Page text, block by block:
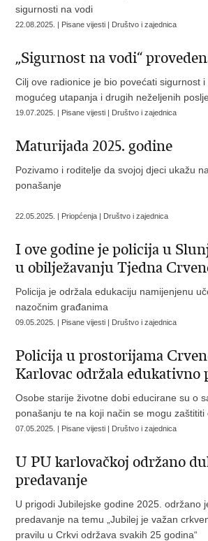
sigurnosti na vodi
22.08.2025. | Pisane vijesti | Društvo i zajednica
„Sigurnost na vodi“
Cilj ove radionice je bio povećati sigurnost i
mogućeg utapanja i drugih neželjenih
19.07.2025. | Pisane vijesti | Društvo i zajednica
Maturijada 2025. godine
Pozivamo i roditelje da svojoj djeci ukažu
ponašanje
22.05.2025. | Priopćenja | Društvo i zajednica
I ove godine je policija u
u obilježavanju Tjedna
Policija je održala edukaciju namijenjenu
nazočnim građanima
09.05.2025. | Pisane vijesti | Društvo i zajednica
Policija u prostorijama
Karlovac održala edukativno
Osobe starije životne dobi educirane su o
ponašanju te na koji način se mogu
07.05.2025. | Pisane vijesti | Društvo i zajednica
U PU karlovačkoj održano
predavanje
U prigodi Jubilejske godine 2025. održano
predavanje na temu „Jubilej je važan
pravilu u Crkvi održava svakih 25 godina“